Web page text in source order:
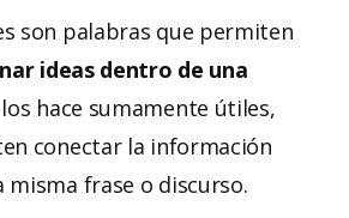
son palabras que permiten
ideas dentro de una
hace sumamente útiles,
conectar la información
misma frase o discurso.